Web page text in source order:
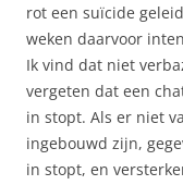
rot een suïcide
weken daarvoor
Ik vind dat niet
vergeten dat een
in stopt. Als er niet
ingebouwd zijn,
in stopt, en